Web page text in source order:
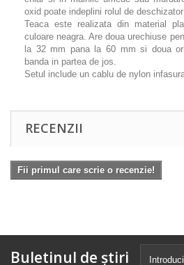
oxid poate indeplini rolul de
Teaca este realizata din material
culoare neagra. Are doua urechiuse
la 32 mm pana la 60 mm si doua
banda in partea de jos.
Setul include un cablu de nylon
RECENZII
Fii primul care scrie o recenzie!
Buletinul de știri